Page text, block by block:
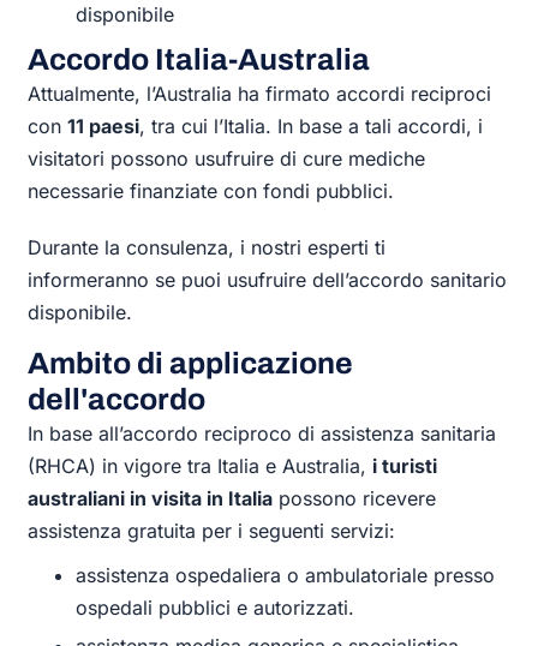
disponibile
Accordo Italia-Australia
Attualmente, l’Australia ha firmato accordi reciproci
con11 paesi, tra cui l’Italia. In base a tali accordi, i
visitatori possono usufruire di cure mediche
necessarie finanziate con fondi pubblici.
Durante la consulenza, i nostri esperti ti
informeranno se puoi usufruire dell’accordo sanitario
disponibile.
Ambito di applicazione
dell'accordo
In base all’accordo reciproco di assistenza sanitaria
(RHCA) in vigore tra Italia e Australia, i turisti
australiani in visita in Italia possono ricevere
assistenza gratuita per i seguenti servizi:
assistenza ospedaliera o ambulatoriale presso
ospedali pubblici e autorizzati.